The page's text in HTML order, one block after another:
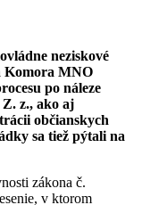
neziskové
Komora MNO
po náleze
Z. z., ako aj
občianskych
sa tiež pýtali na
zákona č.
v ktorom